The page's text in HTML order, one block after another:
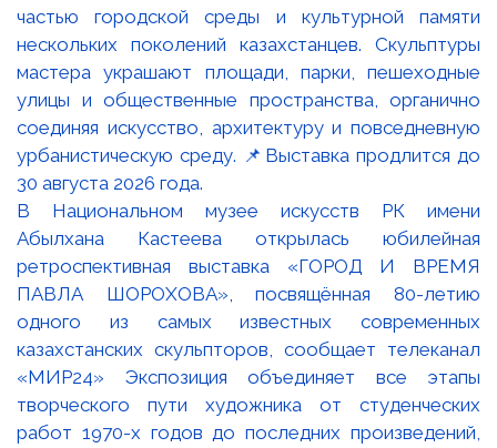
В Национальном музее искусств РК имени
Абылхана Кастеева открылась юбилейная
ретроспективная выставка «ГОРОД И ВРЕМЯ
ПАВЛА ШОРОХОВА», посвящённая 80-летию
одного из самых известных современных
казахстанских скульпторов, сообщает телеканал
«МИР24» Экспозиция объединяет все этапы
творческого пути художника от студенческих
работ 1970-х годов до последних произведений,